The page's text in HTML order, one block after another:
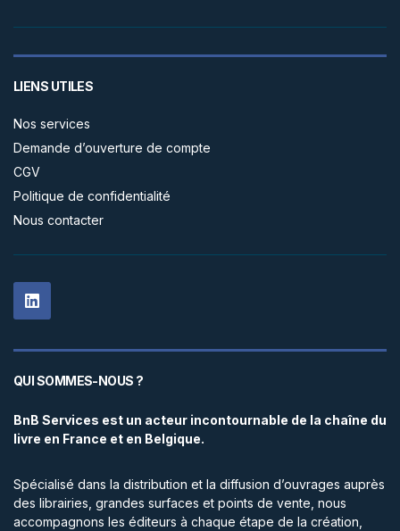
LIENS UTILES
Nos services
Demande d’ouverture de compte
CGV
Politique de confidentialité
Nous contacter
QUI SOMMES-NOUS ?
BnB Services est un acteur incontournable de la chaîne du
livre en France et en Belgique.
Spécialisé dans la distribution et la diffusion d’ouvrages auprès
des librairies, grandes surfaces et points de vente, nous
accompagnons les éditeurs à chaque étape de la création,